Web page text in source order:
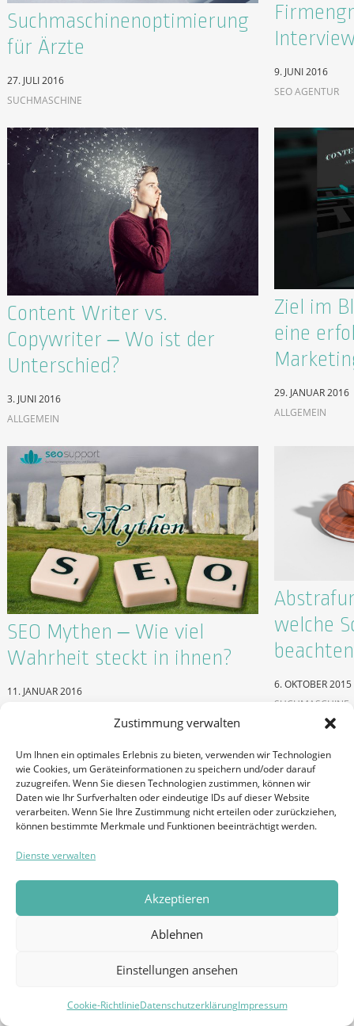
Zustimmung verwalten
Um Ihnen ein optimales Erlebnis zu bieten, verwenden wir Technologien
wie Cookies, um Geräteinformationen zu speichern und/oder darauf
zuzugreifen. Wenn Sie diesen Technologien zustimmen, können wir
Daten wie Ihr Surfverhalten oder eindeutige IDs auf dieser Website
verarbeiten. Wenn Sie Ihre Zustimmung nicht erteilen oder zurückziehen,
können bestimmte Merkmale und Funktionen beeinträchtigt werden.
Dienste verwalten
Akzeptieren
Ablehnen
Einstellungen ansehen
Cookie-RichtlinieDatenschutzerklärungImpressum
Suchmaschinenoptimierung
für Ärzte
27. JULI 2016
SUCHMASCHINE
9. JUNI 2016
SEO AGENTUR
Content Writer vs.
Copywriter – Wo ist der
Unterschied?
3. JUNI 2016
ALLGEMEIN
Ziel im
eine
29. JANUAR 2016
ALLGEMEIN
SEO Mythen – Wie viel
Wahrheit steckt in ihnen?
11. JANUAR 2016
welche
6. OKTOBER 2015
SUCHMASCHINE
Die größten Online
Reputationsmanagement-